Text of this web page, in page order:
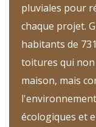
pluviales pour
chaque projet.
habitants de
toitures qui
maison, mais
écologiques et